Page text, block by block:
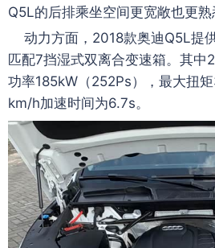
Q5L的后排乘坐空间更宽敞也更熟
动力方面，2018款奥迪Q5L提
匹配7挡湿式双离合变速箱。其中
功率185kW（252Ps），最大扭
km/h加速时间为6.7s。